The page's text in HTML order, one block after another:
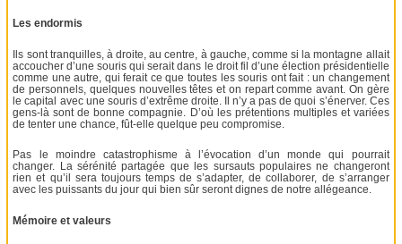
Les endormis
Ils sont tranquilles, à droite, au centre, à gauche, comme si la montagne allait
accoucher d’une souris qui serait dans le droit fil d’une élection présidentielle
comme une autre, qui ferait ce que toutes les souris ont fait : un changement
de personnels, quelques nouvelles têtes et on repart comme avant. On gère
le capital avec une souris d’extrême droite. Il n’y a pas de quoi s’énerver. Ces
gens-là sont de bonne compagnie. D’où les prétentions multiples et variées
de tenter une chance, fût-elle quelque peu compromise.
Pas le moindre catastrophisme à l’évocation d’un monde qui pourrait
changer. La sérénité partagée que les sursauts populaires ne changeront
rien et qu’il sera toujours temps de s’adapter, de collaborer, de s’arranger
avec les puissants du jour qui bien sûr seront dignes de notre allégeance.
Mémoire et valeurs